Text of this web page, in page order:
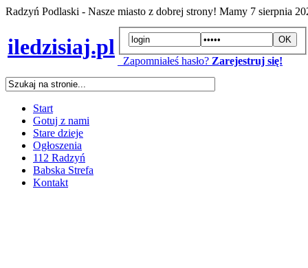
Radzyń Podlaski - Nasze miasto z dobrej strony! Mamy 7 sierpnia
iledzisiaj.pl
Zapomniałeś hasło? Zarejestruj się!
Start
Gotuj z nami
Stare dzieje
Ogłoszenia
112 Radzyń
Babska Strefa
Kontakt